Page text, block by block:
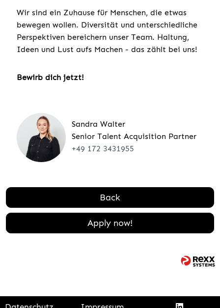
Wir sind ein Zuhause für Menschen, die etwas
bewegen wollen. Diversität und unterschiedliche
Perspektiven bereichern unser Team. Haltung,
Ideen und Lust aufs Machen - das zählt bei uns!
Bewirb dich jetzt!
Sandra Walter
Senior Talent Acquisition Partner
+49 172 3431955
Back
Apply now!